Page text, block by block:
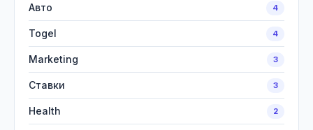
Авто 4
Togel 4
Marketing 3
Ставки 3
Health 2